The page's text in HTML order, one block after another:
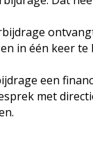
in één keer
een
met